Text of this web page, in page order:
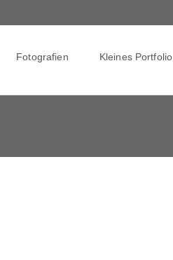
Fotografien Kleines Portfolio